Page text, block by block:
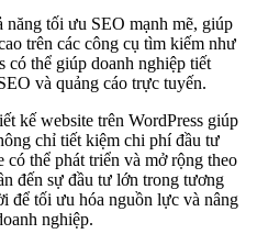
năng tối ưu SEO mạnh mẽ, giúp
trên các công cụ tìm kiếm như
có thể giúp doanh nghiệp tiết
và quảng cáo trực tuyến.
kế website trên WordPress giúp
chỉ tiết kiệm chi phí đầu tư
có thể phát triển và mở rộng theo
đến sự đầu tư lớn trong tương
để tối ưu hóa nguồn lực và nâng
nghiệp.